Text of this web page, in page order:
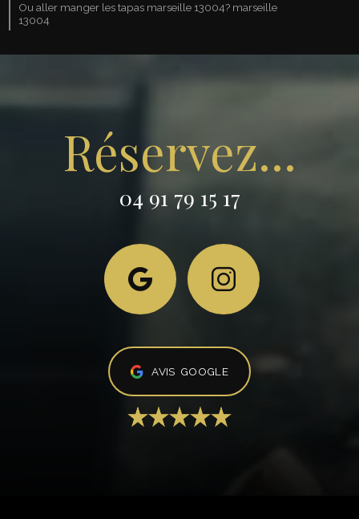
Ou aller manger les tapas marseille 13004? marseille
13004
Réservez...
04 91 79 15 17
AVIS GOOGLE